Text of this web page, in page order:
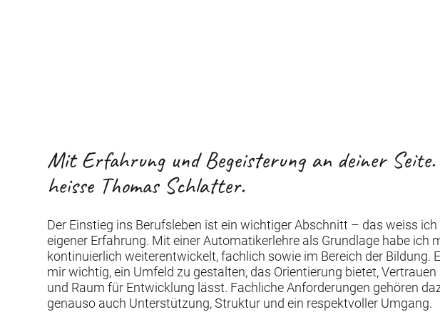
Mit Erfahrung und Begeisterung an deiner
heisse Thomas Schlatter.
Der Einstieg ins Berufsleben ist ein wichtiger Abschnitt – das weiss ich
eigener Erfahrung. Mit einer Automatikerlehre als Grundlage habe ich
kontinuierlich weiterentwickelt, fachlich sowie im Bereich der Bildung.
mir wichtig, ein Umfeld zu gestalten, das Orientierung bietet,
und Raum für Entwicklung lässt. Fachliche Anforderungen gehören
genauso auch Unterstützung, Struktur und ein respektvoller Umgang.